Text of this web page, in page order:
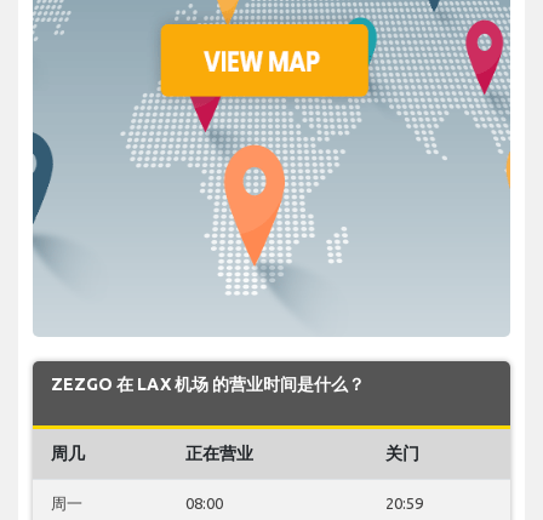
ZEZGO 在 LAX 机场 的营业时间是什么？
周几 正在营业 关门
周一 08:00 20:59